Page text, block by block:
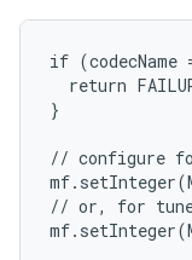
if
return
}
// configure
// or, for